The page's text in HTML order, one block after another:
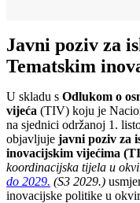
Javni poziv za
Tematskim
U skladu s Odlukom o
vijeća (TIV) koju je
na sjednici održanoj 1.
objavljuje javni poziv za
inovacijskim vijećima
koordinacijska tijela u
do 2029. (S3 2029.)
inovacijske politike u